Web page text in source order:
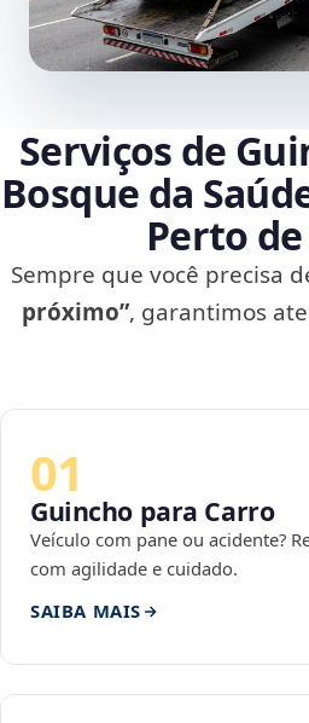
Serviços de
Bosque da
Perto
Sempre que você precisa
próximo”, garantimos
01
Guincho para Carro
Veículo com pane ou acidente?
com agilidade e cuidado.
SAIBA MAIS